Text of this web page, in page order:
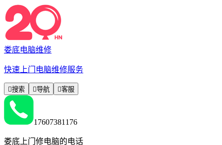
娄底电脑维修
快速上门电脑维修服务
搜索 导航 客服
17607381176
娄底上门修电脑的电话